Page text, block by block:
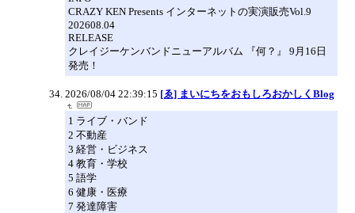
CRAZY KEN Presents インターネットの実演販売Vol.9
202608.04
RELEASE
クレイジーケンバンドニューアルバム 『何？』 9月16日
発売！
2026/08/04 22:39:15 [ゑ] まいにちをおもしろおかしくBlog
1 ライブ・バンド
2 不動産
3 経営・ビジネス
4 教育・学校
5 語学
6 健康・医療
7 発達障害